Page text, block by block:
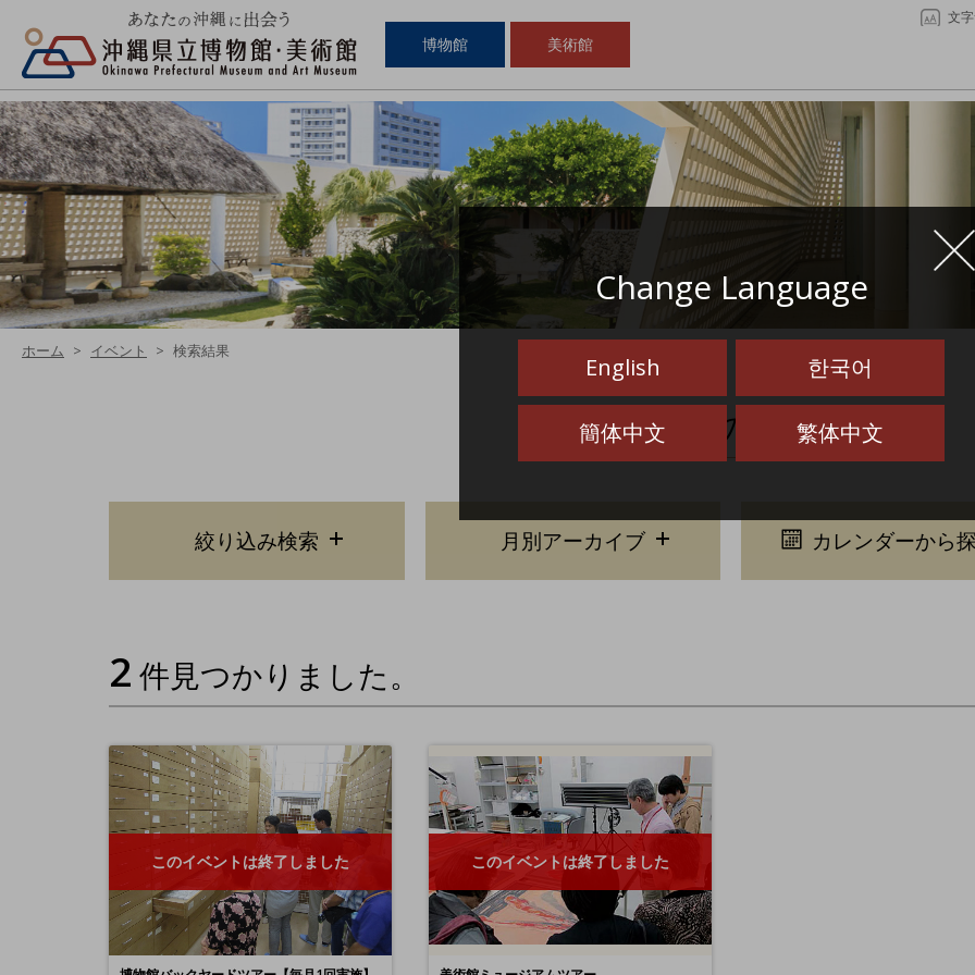
博物館 美術館
文
Change Language
English 한국어
簡体中文 繁体中文
ホーム イベント 検索結果
イベントの検索結果
絞り込み検索 月別アーカイブ カレンダーから
2 件見つかりました。
このイベントは終了しました このイベントは終了しました